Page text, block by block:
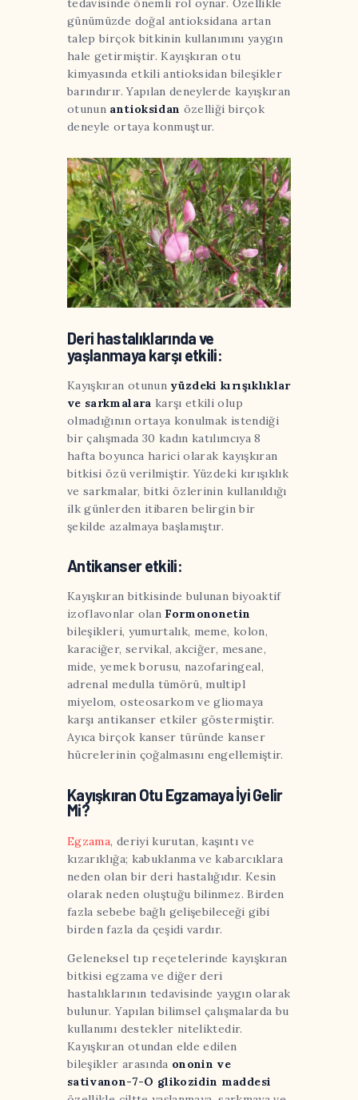
tedavisinde önemli rol oynar. Özellikle
günümüzde doğal antioksidana artan
talep birçok bitkinin kullanımını yaygın
hale getirmiştir. Kayışkıran otu
kimyasında etkili antioksidan bileşikler
barındırır. Yapılan deneylerde kayışkıran
otunun antioksidan özelliği birçok
deneyle ortaya konmuştur.
Deri hastalıklarında ve
yaşlanmaya karşı etkili:
Kayışkıran otunun yüzdeki kırışıklıklar
ve sarkmalara karşı etkili olup
olmadığının ortaya konulmak istendiği
bir çalışmada 30 kadın katılımcıya 8
hafta boyunca harici olarak kayışkıran
bitkisi özü verilmiştir. Yüzdeki kırışıklık
ve sarkmalar, bitki özlerinin kullanıldığı
ilk günlerden itibaren belirgin bir
şekilde azalmaya başlamıştır.
Antikanser etkili:
Kayışkıran bitkisinde bulunan biyoaktif
izoflavonlar olan Formononetin
bileşikleri, yumurtalık, meme, kolon,
karaciğer, servikal, akciğer, mesane,
mide, yemek borusu, nazofaringeal,
adrenal medulla tümörü, multipl
miyelom, osteosarkom ve gliomaya
karşı antikanser etkiler göstermiştir.
Ayıca birçok kanser türünde kanser
hücrelerinin çoğalmasını engellemiştir.
Kayışkıran Otu Egzamaya İyi Gelir
Mi?
Egzama, deriyi kurutan, kaşıntı ve
kızarıklığa; kabuklanma ve kabarcıklara
neden olan bir deri hastalığıdır. Kesin
olarak neden oluştuğu bilinmez. Birden
fazla sebebe bağlı gelişebileceği gibi
birden fazla da çeşidi vardır.
Geleneksel tıp reçetelerinde kayışkıran
bitkisi egzama ve diğer deri
hastalıklarının tedavisinde yaygın olarak
bulunur. Yapılan bilimsel çalışmalarda bu
kullanımı destekler niteliktedir.
Kayışkıran otundan elde edilen
bileşikler arasında ononin ve
sativanon-7-O glikozidin maddesi